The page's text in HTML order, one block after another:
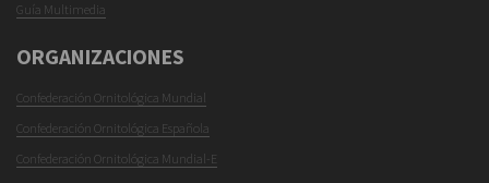
Guía Multimedia
ORGANIZACIONES
Confederación Ornitológica Mundial
Confederación Ornitológica Española
Confederación Ornitológica Mundial-E